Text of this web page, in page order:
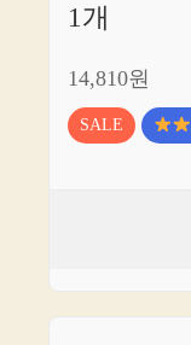
1개
14,810원
SALE